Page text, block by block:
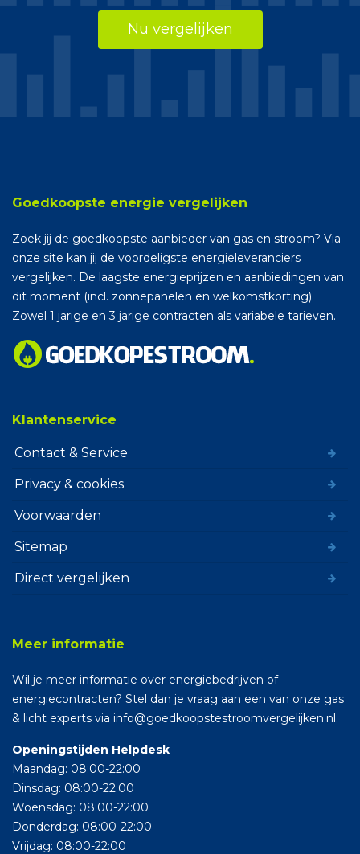
Nu vergelijken
Goedkoopste energie vergelijken
Zoek jij de goedkoopste aanbieder van gas en stroom? Via
onze site kan jij de voordeligste energieleveranciers
vergelijken. De laagste energieprijzen en aanbiedingen van
dit moment (incl. zonnepanelen en welkomstkorting).
Zowel 1 jarige en 3 jarige contracten als variabele tarieven.
Klantenservice
Contact & Service
Privacy & cookies
Voorwaarden
Sitemap
Direct vergelijken
Meer informatie
Wil je meer informatie over energiebedrijven of
energiecontracten? Stel dan je vraag aan een van onze gas
& licht experts via info@goedkoopstestroomvergelijken.nl.
Openingstijden Helpdesk
Maandag: 08:00-22:00
Dinsdag: 08:00-22:00
Woensdag: 08:00-22:00
Donderdag: 08:00-22:00
Vrijdag: 08:00-22:00